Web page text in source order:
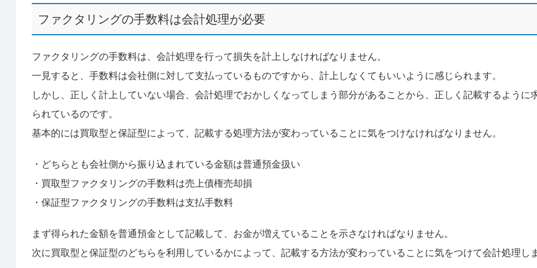
ファクタリングの手数料は会計処理が必要
ファクタリングの手数料は、会計処理を行って損失を計上しなければなりません。
一見すると、手数料は会社側に対して支払っているものですから、計上しなくてもいいように感じられます。
しかし、正しく計上していない場合、会計処理でおかしくなってしまう部分があることから、正しく記載するように
られているのです。
基本的には買取型と保証型によって、記載する処理方法が変わっていることに気をつけなければなりません。
・どちらとも会社側から振り込まれている金額は普通預金扱い
・買取型ファクタリングの手数料は売上債権売却損
・保証型ファクタリングの手数料は支払手数料
まず得られた金額を普通預金として記載して、お金が増えていることを示さなければなりません。
次に買取型と保証型のどちらを利用しているかによって、記載する方法が変わっていることに気をつけて会計処理し